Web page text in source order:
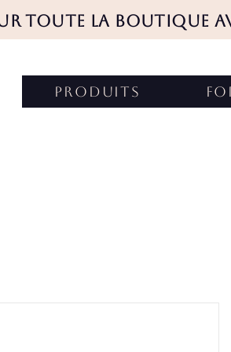
TOUTE LA BOUTIQUE
produits